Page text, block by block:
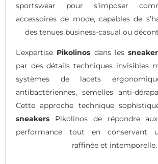
sportswear pour s’imposer
accessoires de mode, capables de
des tenues business-casual ou
L’expertise Pikolinos dans les
par des détails techniques invisibles
systèmes de lacets
antibactériennes, semelles anti-
Cette approche technique
sneakers Pikolinos de répondre
performance tout en conservant
raffinée et intemporelle.